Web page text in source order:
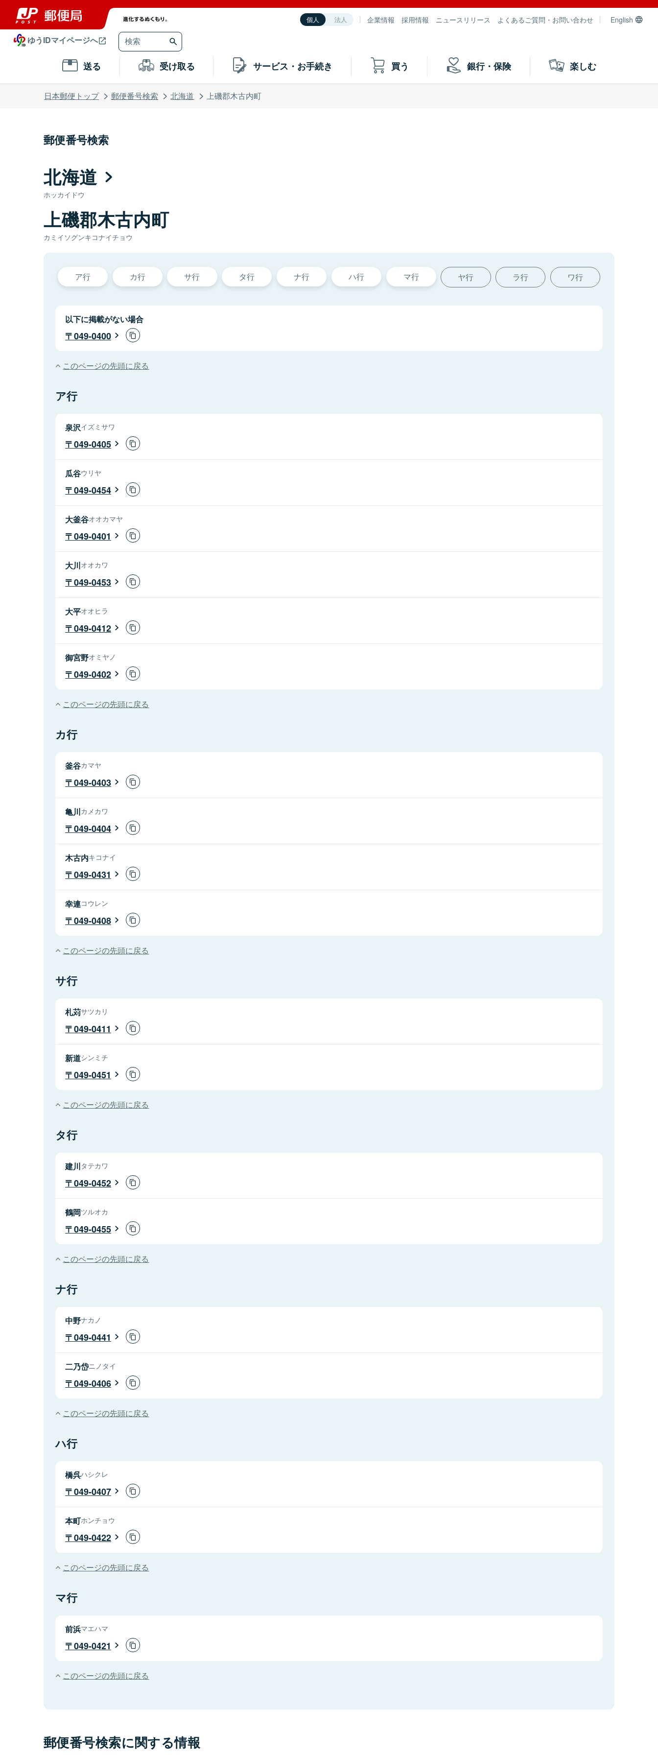
個人 法人 企業情報 採用情報 ニュースリリース よくあるご質問・お問い合わせ English
ゆうIDマイページへ
送る 受け取る サービス・お手続き 買う 銀行・保険 楽しむ
日本郵便トップ 郵便番号検索 北海道 上磯郡木古内町
郵便番号検索
北海道
ホッカイドウ
上磯郡木古内町
カミイソグンキコナイチョウ
ア行 カ行 サ行 タ行 ナ行 ハ行 マ行 ヤ行 ラ行 ワ行
以下に掲載がない場合
049-0400
このページの先頭に戻る
ア行
泉沢イズミサワ
049-0405
瓜谷ウリヤ
049-0454
大釜谷オオカマヤ
049-0401
大川オオカワ
049-0453
大平オオヒラ
049-0412
御宮野オミヤノ
049-0402
このページの先頭に戻る
カ行
釜谷カマヤ
049-0403
亀川カメカワ
049-0404
木古内キコナイ
049-0431
幸連コウレン
049-0408
このページの先頭に戻る
サ行
札苅サツカリ
049-0411
新道シンミチ
049-0451
このページの先頭に戻る
タ行
建川タテカワ
049-0452
鶴岡ツルオカ
049-0455
このページの先頭に戻る
ナ行
中野ナカノ
049-0441
二乃岱ニノタイ
049-0406
このページの先頭に戻る
ハ行
橋呉ハシクレ
049-0407
本町ホンチョウ
049-0422
このページの先頭に戻る
マ行
前浜マエハマ
049-0421
このページの先頭に戻る
郵便番号検索に関する情報